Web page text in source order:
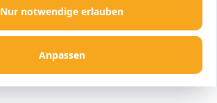
Nur notwendige erlauben
Anpassen